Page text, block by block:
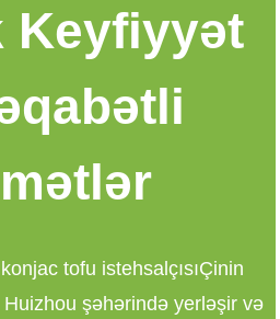
Keyfiyyət
konjac tofu istehsalçısıÇinin
şəhərində yerləşir və